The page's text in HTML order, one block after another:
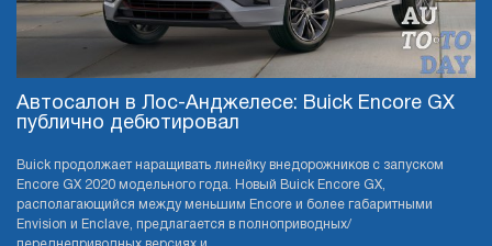
Автосалон в Лос-Анджелесе: Buick Encore GX
публично дебютировал
Buick продолжает наращивать линейку внедорожников с запуском
Encore GX 2020 модельного года. Новый Buick Encore GX,
располагающийся между меньшим Encore и более габаритными
Envision и Enclave, предлагается в полноприводных/